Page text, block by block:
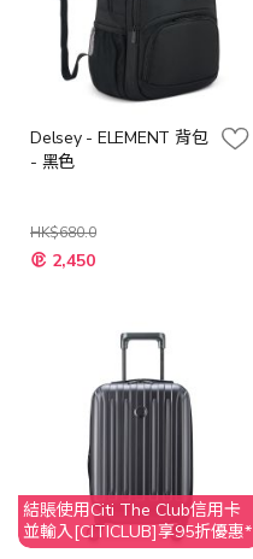
Delsey - ELEMENT 背包
- 黑色
HK$680.0
特
殊 2,450
結賬使用Citi The Club信用卡
並輸入[CITICLUB]享95折優惠*